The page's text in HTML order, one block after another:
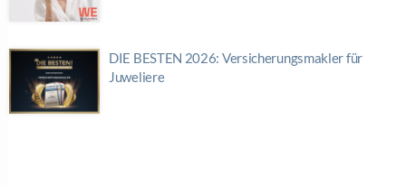
DIE BESTEN 2026: Versicherungsmakler für
Juweliere